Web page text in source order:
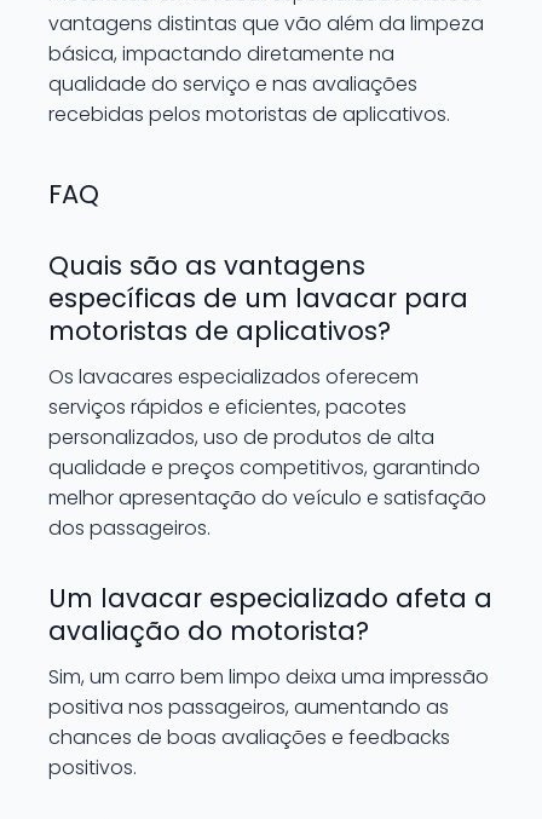
vantagens distintas que vão além da limpeza
básica, impactando diretamente na
qualidade do serviço e nas avaliações
recebidas pelos motoristas de aplicativos.
FAQ
Quais são as vantagens
específicas de um lavacar para
motoristas de aplicativos?
Os lavacares especializados oferecem
serviços rápidos e eficientes, pacotes
personalizados, uso de produtos de alta
qualidade e preços competitivos, garantindo
melhor apresentação do veículo e satisfação
dos passageiros.
Um lavacar especializado afeta a
avaliação do motorista?
Sim, um carro bem limpo deixa uma impressão
positiva nos passageiros, aumentando as
chances de boas avaliações e feedbacks
positivos.